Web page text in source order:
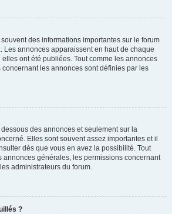
des informations importantes sur le forum
Les annonces apparaissent en haut de chaque
ont été publiées. Tout comme les annonces
les annonces sont définies par les
des annonces et seulement sur la
Elles sont souvent assez importantes et il
dès que vous en avez la possibilité. Tout
annonces générales, les permissions concernant
administrateurs du forum.
?